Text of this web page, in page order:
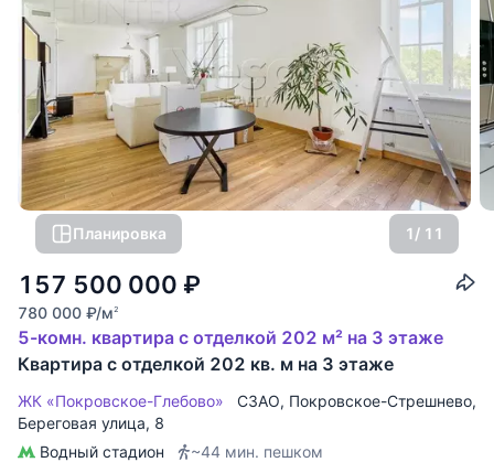
Планировка 1/ 11
157 500 000 ₽
780 000 ₽/м2
5-комн. квартира с отделкой 202 м² на 3 этаже
Квартира с отделкой 202 кв. м на 3 этаже
ЖК «Покровское-Глебово» СЗАО, Покровское-Стрешнево,
Береговая улица, 8
Водный стадион
~44 мин. пешком